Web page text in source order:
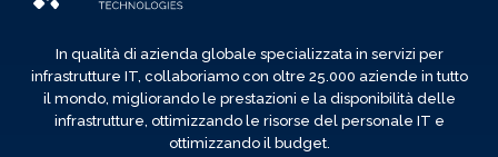
In qualità di azienda globale specializzata in servizi per
infrastrutture IT, collaboriamo con oltre 25.000 aziende in tutto
il mondo, migliorando le prestazioni e la disponibilità delle
infrastrutture, ottimizzando le risorse del personale IT e
ottimizzando il budget.